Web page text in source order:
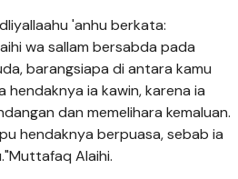
'anhu berkata:
wa sallam bersabda pada
barangsiapa di antara kamu
hendaknya ia kawin, karena ia
dan memelihara kemaluan.
hendaknya berpuasa, sebab ia
Alaihi.